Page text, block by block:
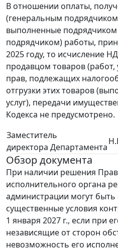
В отношении оплаты,
(генеральным
выполненные
подрядчиком) работы,
2025 году, то исчисление
продавцом товаров
прав, подлежащих
отгрузки этих товаров
услуг), передачи
Кодекса не предусмотрено.
Заместитель
директора Департамента
Обзор документа
При наличии решения
исполнительного органа
администрации могут
существенные условия
1 января 2027 г., если при
независящие от сторон
невозможность его